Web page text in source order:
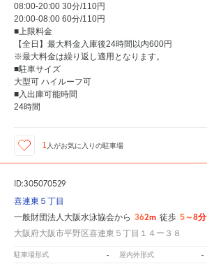
08:00-20:00 30分/110円
20:00-08:00 60分/110円
■上限料金
【全日】最大料金入庫後24時間以内600円
※最大料金は繰り返し適用となります。
■駐車サイズ
大型可 ハイルーフ可
■入出庫可能時間
24時間
1 人がお気に入りの駐車場
ID:305070529
喜連東５丁目
一般財団法人大阪水泳協会から 362m 徒歩 5～8分
大阪府大阪市平野区喜連東５丁目１４ー３８
駐車場形式 - 屋内外形式 -